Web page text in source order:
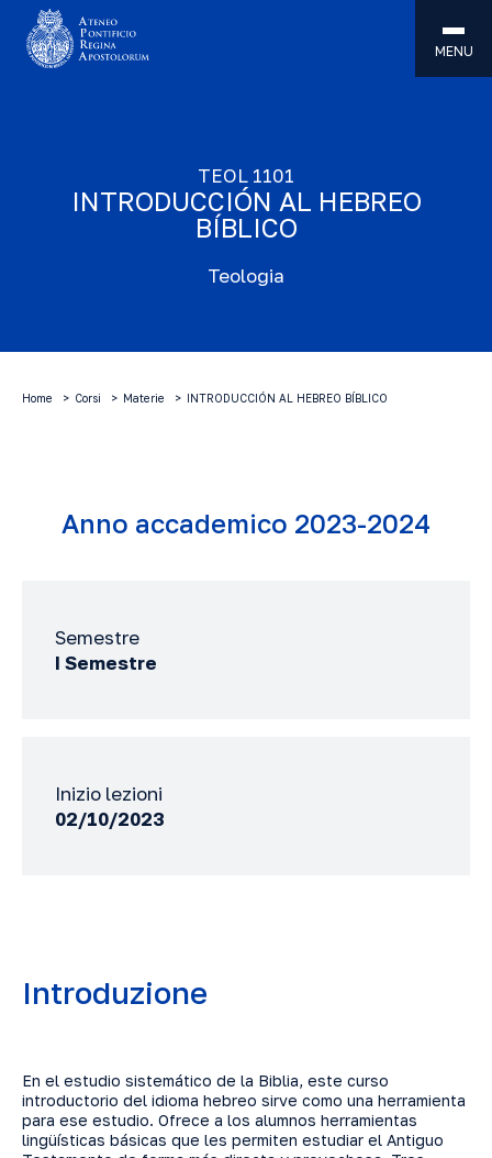
MENU
TEOL 1101
INTRODUCCIÓN AL HEBREO
BÍBLICO
Teologia
Home Corsi Materie INTRODUCCIÓN AL HEBREO BÍBLICO
Anno accademico 2023-2024
Semestre
I Semestre
Inizio lezioni
02/10/2023
Introduzione
En el estudio sistemático de la Biblia, este curso
introductorio del idioma hebreo sirve como una herramienta
para ese estudio. Ofrece a los alumnos herramientas
lingüísticas básicas que les permiten estudiar el Antiguo